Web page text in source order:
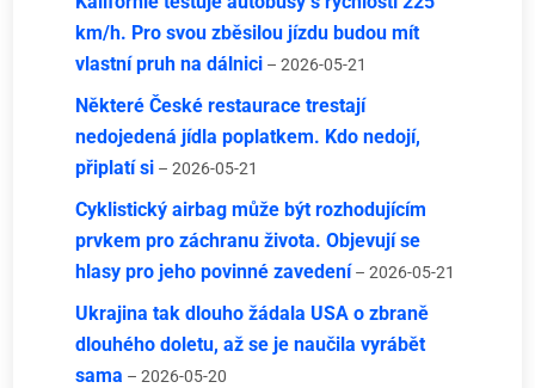
km/h. Pro svou zběsilou jízdu budou mít
vlastní pruh na dálnici – 2026-05-21
Některé České restaurace trestají
nedojedená jídla poplatkem. Kdo nedojí,
připlatí si – 2026-05-21
Cyklistický airbag může být rozhodujícím
prvkem pro záchranu života. Objevují se
hlasy pro jeho povinné zavedení – 2026-05-21
Ukrajina tak dlouho žádala USA o zbraně
dlouhého doletu, až se je naučila vyrábět
sama – 2026-05-20